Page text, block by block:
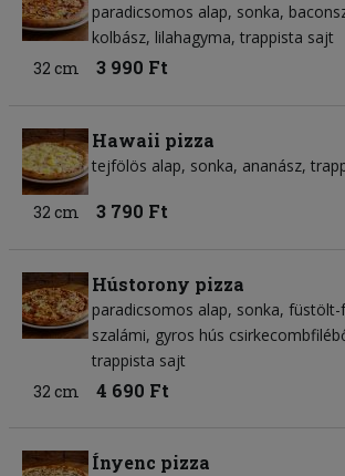
paradicsomos alap sonka
kolbász lilahagyma trappista sajt
32 cm
3 990 Ft
Hawaii pizza
tejfölös alap sonka ananász
32 cm 3 790 Ft
Hústorony pizza
paradicsomos alap sonka füstölt-
szalámi gyros hús
trappista sajt
32 cm
4 690 Ft
Ínyenc pizza